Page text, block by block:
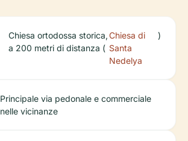
Chiesa ortodossa storica,
a 200 metri di distanza (
Chiesa di
Santa
Nedelya
)
Principale via pedonale e commerciale
nelle vicinanze